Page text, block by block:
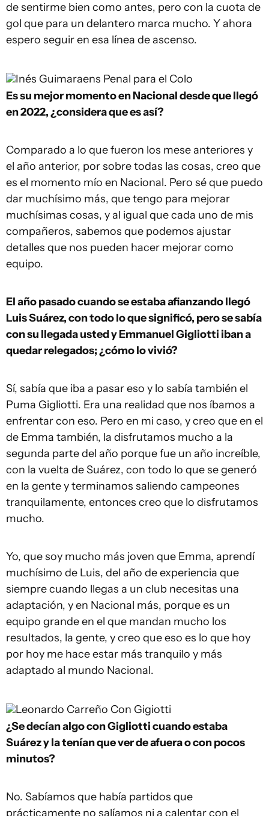
de sentirme bien como antes, pero con la cuota de
gol que para un delantero marca mucho. Y ahora
espero seguir en esa línea de ascenso.
Inés Guimaraens Penal para el Colo
Es su mejor momento en Nacional desde que llegó
en 2022, ¿considera que es así?
Comparado a lo que fueron los mese anteriores y
el año anterior, por sobre todas las cosas, creo que
es el momento mío en Nacional. Pero sé que puedo
dar muchísimo más, que tengo para mejorar
muchísimas cosas, y al igual que cada uno de mis
compañeros, sabemos que podemos ajustar
detalles que nos pueden hacer mejorar como
equipo.
El año pasado cuando se estaba afianzando llegó
Luis Suárez, con todo lo que significó, pero se sabía
con su llegada usted y Emmanuel Gigliotti iban a
quedar relegados; ¿cómo lo vivió?
Sí, sabía que iba a pasar eso y lo sabía también el
Puma Gigliotti. Era una realidad que nos íbamos a
enfrentar con eso. Pero en mi caso, y creo que en el
de Emma también, la disfrutamos mucho a la
segunda parte del año porque fue un año increíble,
con la vuelta de Suárez, con todo lo que se generó
en la gente y terminamos saliendo campeones
tranquilamente, entonces creo que lo disfrutamos
mucho.
Yo, que soy mucho más joven que Emma, aprendí
muchísimo de Luis, del año de experiencia que
siempre cuando llegas a un club necesitas una
adaptación, y en Nacional más, porque es un
equipo grande en el que mandan mucho los
resultados, la gente, y creo que eso es lo que hoy
por hoy me hace estar más tranquilo y más
adaptado al mundo Nacional.
Leonardo Carreño Con Gigiotti
¿Se decían algo con Gigliotti cuando estaba
Suárez y la tenían que ver de afuera o con pocos
minutos?
No. Sabíamos que había partidos que
prácticamente no salíamos ni a calentar con el